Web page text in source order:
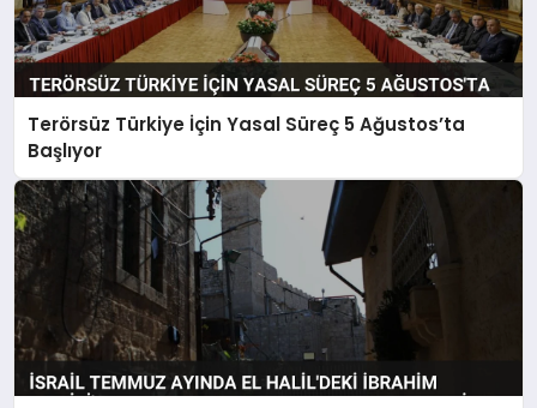
Terörsüz Türkiye İçin Yasal Süreç 5 Ağustos’ta
Başlıyor